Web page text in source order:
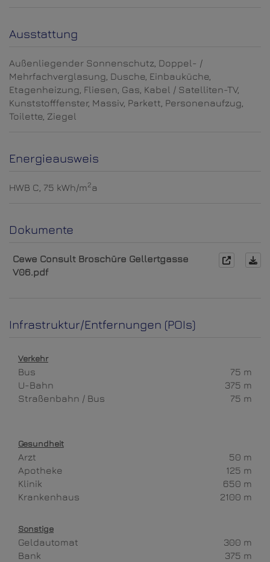
Ausstattung
Außenliegender Sonnenschutz Doppel- /
Mehrfachverglasung Dusche Einbauküche
Etagenheizung Fliesen Gas Kabel / Satelliten-TV
Kunststofffenster Massiv Parkett Personenaufzug
Toilette Ziegel
Energieausweis
HWB C, 75 kWh/m2a
Dokumente
Cewe Consult Broschüre Gellertgasse
V06.pdf
Infrastruktur/Entfernungen (POIs)
Verkehr
Bus
75 m
U-Bahn
375 m
Straßenbahn / Bus
75 m
Gesundheit
Arzt
50 m
Apotheke
125 m
Klinik
650 m
Krankenhaus
2100 m
Sonstige
Geldautomat
300 m
Bank
375 m